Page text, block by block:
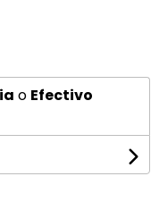
o Efectivo